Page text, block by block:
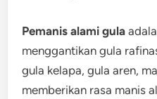
Pemanis alami gula
menggantikan gula
gula kelapa, gula aren,
memberikan rasa manis